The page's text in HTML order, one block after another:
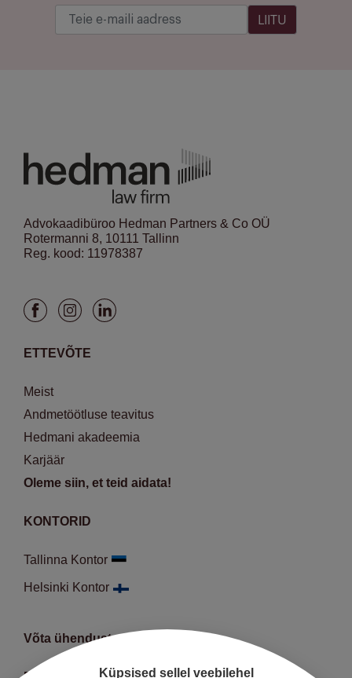
LIITU
Advokaadibüroo Hedman Partners & Co OÜ
Rotermanni 8, 10111 Tallinn
Reg. kood: 11978387
ETTEVÕTE
Meist
Andmetöötluse teavitus
Hedmani akadeemia
Karjäär
Oleme siin, et teid aidata!
KONTORID
Tallinna Kontor
Helsinki Kontor
Võta ühendust
Küpsised sellel veebilehel